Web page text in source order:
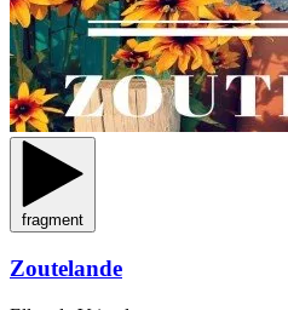
fragment
Zoutelande